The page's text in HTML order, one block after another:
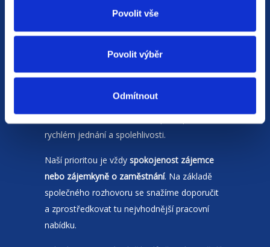
Povolit vše
Povolit výběr
Odmítnout
Moravskoslezském krajia Polsku. Zakládáme
rychlém jednání a spolehlivosti.
Naší prioritou je vždy spokojenost zájemce
nebo zájemkyně o zaměstnání. Na základě
společného rozhovoru se snažíme doporučit
a zprostředkovat tu nejvhodnější pracovní
nabídku.